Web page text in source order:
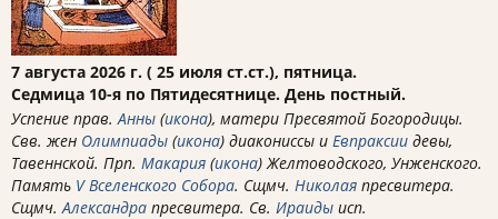
7 августа 2026 г. ( 25 июля ст.ст.), пятница.
Седмица 10-я по Пятидесятнице. День постный.
Успение прав.Анны (икона), матери Пресвятой Богородицы.
Свв. жен Олимпиады (икона) диакониссы и Евпраксии девы,
Тавеннской. Прп. Макария (икона) Желтоводского, Унженского.
Память V Вселенского Собора. Сщмч. Николая пресвитера.
Сщмч.Александра пресвитера. Св. Ираиды исп.